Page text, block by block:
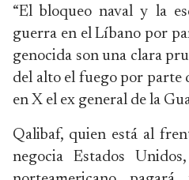
“El bloqueo naval y la
guerra en el Líbano por
genocida son una clara
del alto el fuego por parte
en X el ex general de la
Qalibaf, quien está al
negocia Estados